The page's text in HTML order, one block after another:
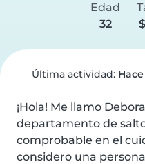
Edad
32
Última actividad:
¡Hola! Me llamo
departamento de
comprobable en el
considero una